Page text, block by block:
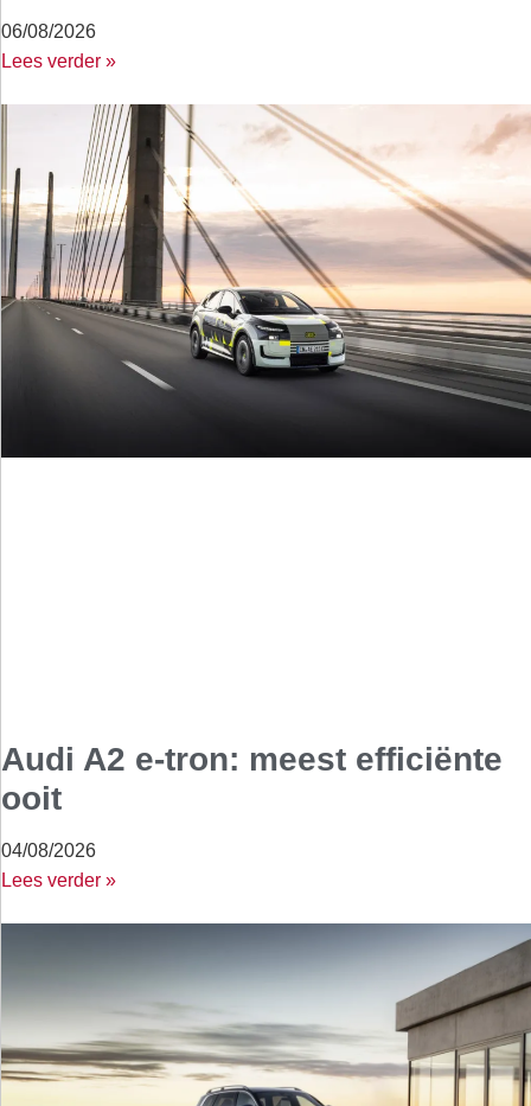
06/08/2026
Lees verder »
Audi A2 e-tron: meest efficiënte
ooit
04/08/2026
Lees verder »